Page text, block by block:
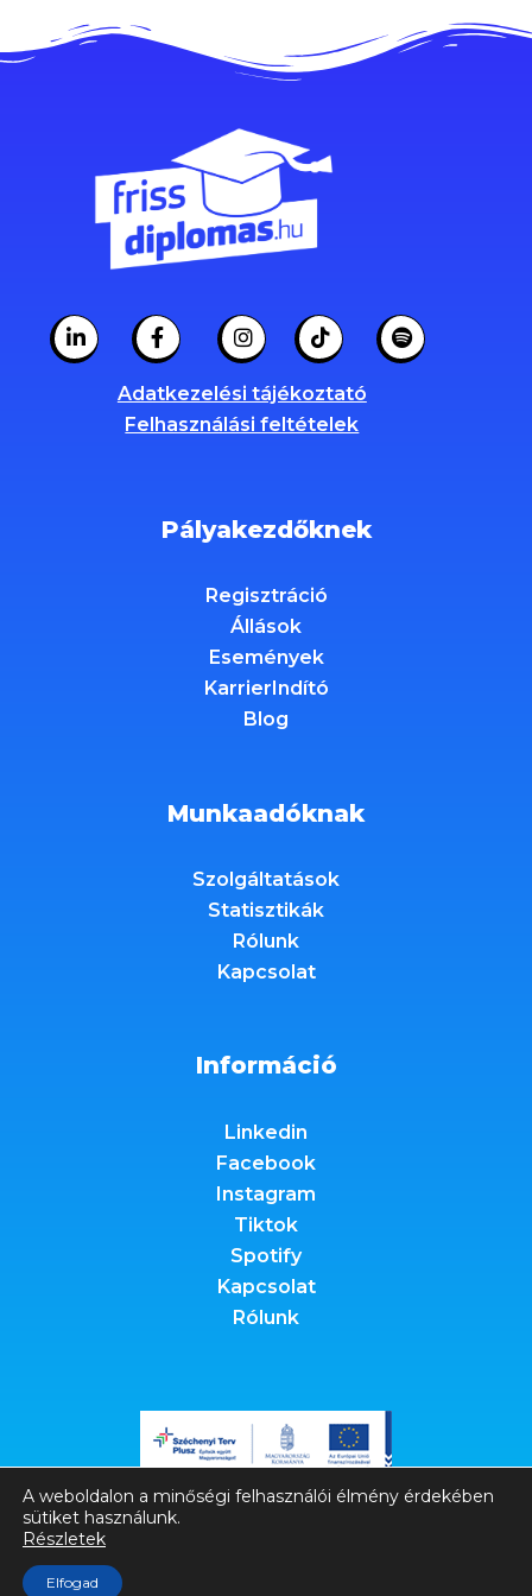
Adatkezelési tájékoztató
Felhasználási feltételek
Pályakezdőknek
Regisztráció
Állások
Események
KarrierIndító
Blog
Munkaadóknak
Szolgáltatások
Statisztikák
Rólunk
Kapcsolat
Információ
Linkedin
Facebook
Instagram
Tiktok
Spotify
Kapcsolat
Rólunk
A weboldalon a minőségi felhasználói élmény érdekében
sütiket használunk.
Részletek
Elfogad